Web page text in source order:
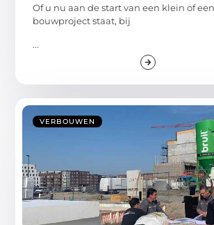
Of u nu aan de start van een klein of
bouwproject staat, bij
...
VERBOUWEN